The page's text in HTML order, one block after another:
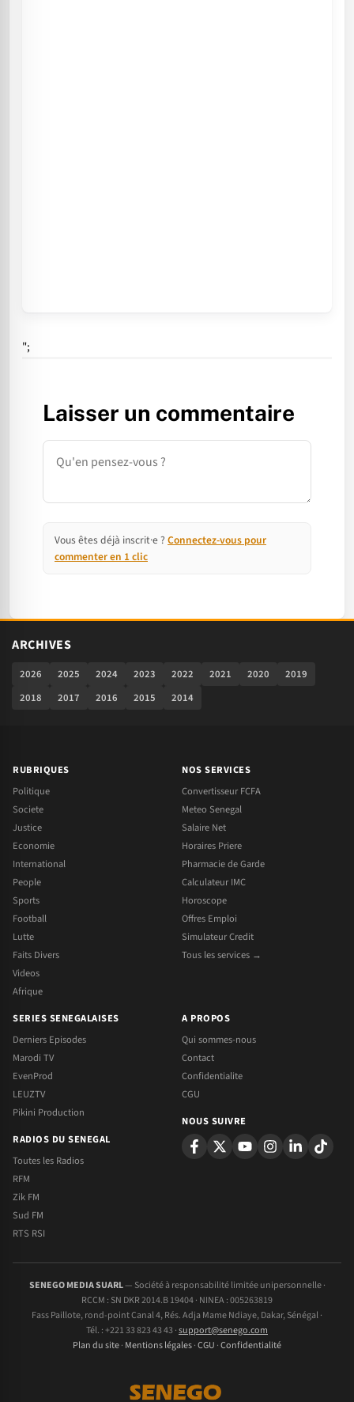
";
Laisser un commentaire
Commentaire
Vous êtes déjà inscrit·e ? Connectez-vous pour
commenter en 1 clic
ARCHIVES
2026 2025 2024 2023 2022 2021 2020
2019
2018
2017 2016 2015 2014
RUBRIQUES
Politique
Societe
Justice
Economie
International
People
Sports
Football
Lutte
Faits Divers
Videos
Afrique
NOS SERVICES
Convertisseur FCFA
Meteo Senegal
Salaire Net
Horaires Priere
Pharmacie de Garde
Calculateur IMC
Horoscope
Offres Emploi
Simulateur Credit
Tous les services →
SERIES SENEGALAISES
Derniers Episodes
Marodi TV
EvenProd
LEUZTV
Pikini Production
RADIOS DU SENEGAL
Toutes les Radios
RFM
Zik FM
Sud FM
RTS RSI
A PROPOS
Qui sommes-nous
Contact
Confidentialite
CGU
NOUS SUIVRE
SENEGO MEDIA SUARL— Société à responsabilité limitée unipersonnelle ·
RCCM : SN DKR 2014.B 19404 · NINEA : 005263819
Fass Paillote, rond-point Canal 4, Rés. Adja Mame Ndiaye, Dakar, Sénégal ·
Tél. : +221 33 823 43 43 ·support@senego.com
Plan du site· Mentions légales·CGU ·Confidentialité